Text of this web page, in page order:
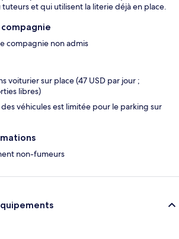
tuteurs et qui utilisent la literie déjà en place.
compagnie non admis
voiturier sur place (47 USD par jour ;
libres)
des véhicules est limitée pour le parking sur
non-fumeurs